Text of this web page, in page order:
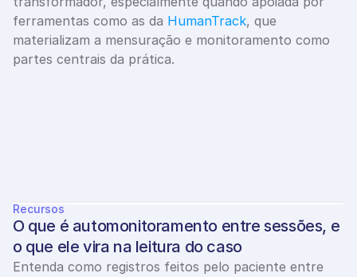
ferramentas como as da HumanTrack, que
materializam a mensuração e monitoramento como
partes centrais da prática.
Últimos
Recursos
O que é automonitoramento entre sessões, e
o que ele vira na leitura do caso
Entenda como registros feitos pelo paciente entre